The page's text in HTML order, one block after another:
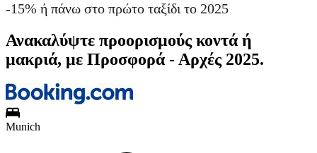
-15% ή πάνω στο πρώτο ταξίδι το 2025
Ανακαλύψτε προορισμούς κοντά ή
μακριά, με Προσφορά - Αρχές 2025.
Munich